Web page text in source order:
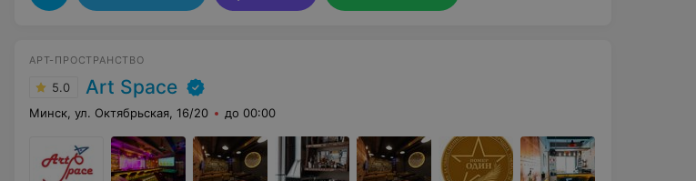
АРТ-ПРОСТРАНСТВО
5.0 Art Space
Минск, ул. Октябрьская, 16/20 до 00:00